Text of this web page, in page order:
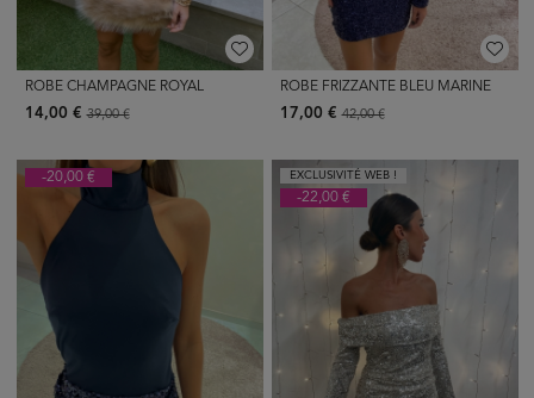
ROBE CHAMPAGNE ROYAL
14,00 €39,00 €
ROBE FRIZZANTE BLEU MARINE
17,00 €42,00 €
-20,00 € EXCLUSIVITÉ WEB !
-22,00 €